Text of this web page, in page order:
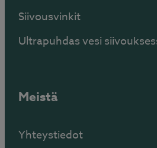
Siivousvinkit
Ultrapuhdas vesi
Meistä
Yhteystiedot